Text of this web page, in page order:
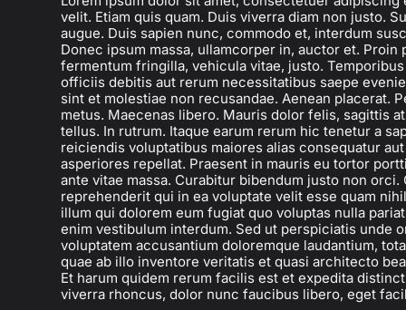
velit. Etiam quis quam. Duis viverra diam non justo.
augue. Duis sapien nunc, commodo et, interdum
Donec ipsum massa, ullamcorper in, auctor et. Proin
fermentum fringilla, vehicula vitae, justo.
officiis debitis aut rerum necessitatibus saepe
sint et molestiae non recusandae. Aenean placerat.
metus. Maecenas libero. Mauris dolor felis, sagittis
tellus. In rutrum. Itaque earum rerum hic tenetur a
reiciendis voluptatibus maiores alias consequatur
asperiores repellat. Praesent in mauris eu tortor
ante vitae massa. Curabitur bibendum justo non orci.
reprehenderit qui in ea voluptate velit esse quam
illum qui dolorem eum fugiat quo voluptas nulla
enim vestibulum interdum. Sed ut perspiciatis unde
voluptatem accusantium doloremque laudantium,
quae ab illo inventore veritatis et quasi architecto
Et harum quidem rerum facilis est et expedita
viverra rhoncus, dolor nunc faucibus libero, eget